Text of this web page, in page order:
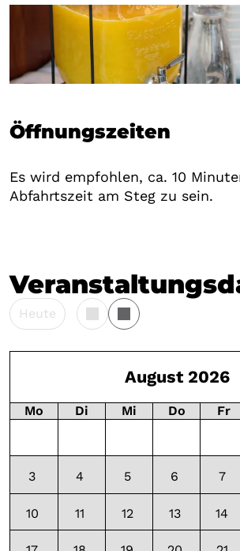
Öffnungszeiten
Es wird empfohlen, ca. 10
Abfahrtszeit am Steg zu sein.
Heute
August 2026
Mo Di Mi Do Fr
3 4 5 6 7
10 11 12 13 14